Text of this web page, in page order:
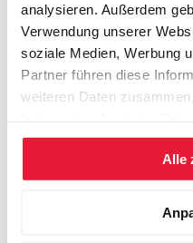
analysieren. Außerdem
Verwendung unserer
soziale Medien, Werbung
Partner führen diese
weiteren Daten
gesammelt haben.
Alle
Nachname*
Geburtsdatum
E-Mail*